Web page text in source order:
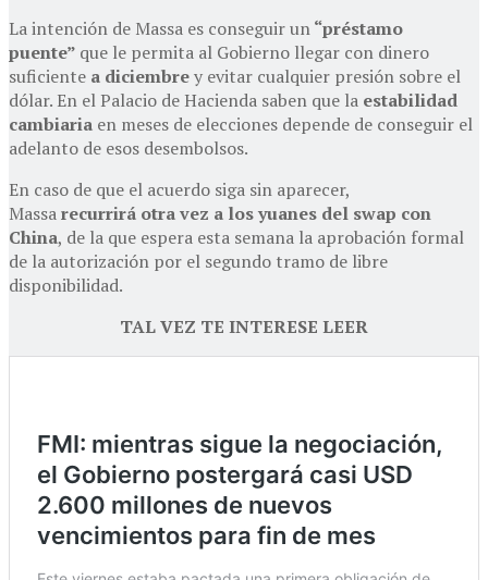
La intención de Massa es conseguir un“préstamo
puente” que le permita al Gobierno llegar con dinero
suficiente a diciembrey evitar cualquier presión sobre el
dólar. En el Palacio de Hacienda saben que la estabilidad
cambiaria en meses de elecciones depende de conseguir el
adelanto de esos desembolsos.
En caso de que el acuerdo siga sin aparecer,
Massarecurrirá otra vez a losyuanes del swap con
China, de la que espera esta semana la aprobación formal
de la autorización por el segundo tramo de libre
disponibilidad.
TAL VEZ TE INTERESE LEER